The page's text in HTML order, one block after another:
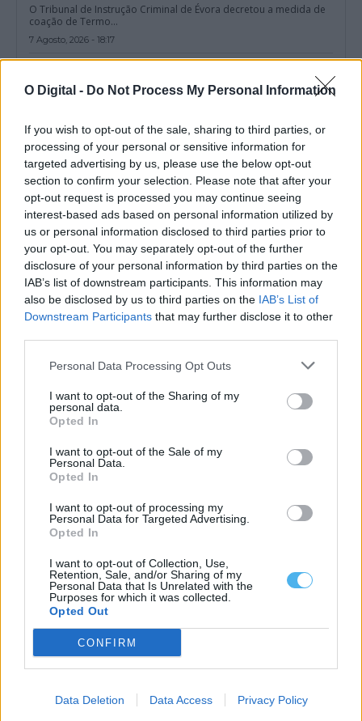
O Digital - Do Not Process My Personal Information
If you wish to opt-out of the sale, sharing to third parties, or
processing of your personal or sensitive information for
targeted advertising by us, please use the below opt-out
section to confirm your selection. Please note that after your
opt-out request is processed you may continue seeing
interest-based ads based on personal information utilized by
us or personal information disclosed to third parties prior to
your opt-out. You may separately opt-out of the further
disclosure of your personal information by third parties on the
IAB’s list of downstream participants. This information may
also be disclosed by us to third parties on the IAB’s List of
Downstream Participants that may further disclose it to other
Personal Data Processing Opt Outs
I want to opt-out of the Sharing of my
personal data.
Opted In
I want to opt-out of the Sale of my
Personal Data.
Opted In
I want to opt-out of processing my
Personal Data for Targeted Advertising.
Opted In
I want to opt-out of Collection, Use,
Retention, Sale, and/or Sharing of my
Personal Data that Is Unrelated with the
Purposes for which it was collected.
Opted Out
CONFIRM
Data Deletion Data Access Privacy Policy
O Tribunal de Instrução Criminal de Évora decretou a medida de
coação de Termo...
7 Agosto, 2026 - 18:17
Festas do Povo 2026: GNR reforça segurança em Campo Maior
O Comando Territorial de Portalegre da GNR está a executar uma
operação de segurança...
7 Agosto, 2026 - 17:21
São 98 mil painéis e dez aerogeradores: Conheça o projeto que
pode nascer na região de Montemor-o-Novo e Vendas Novas
O Procedimento de Definição de Âmbito do Estudo de Impacte
Ambiental do Projeto Híbrido...
7 Agosto, 2026 - 14:30